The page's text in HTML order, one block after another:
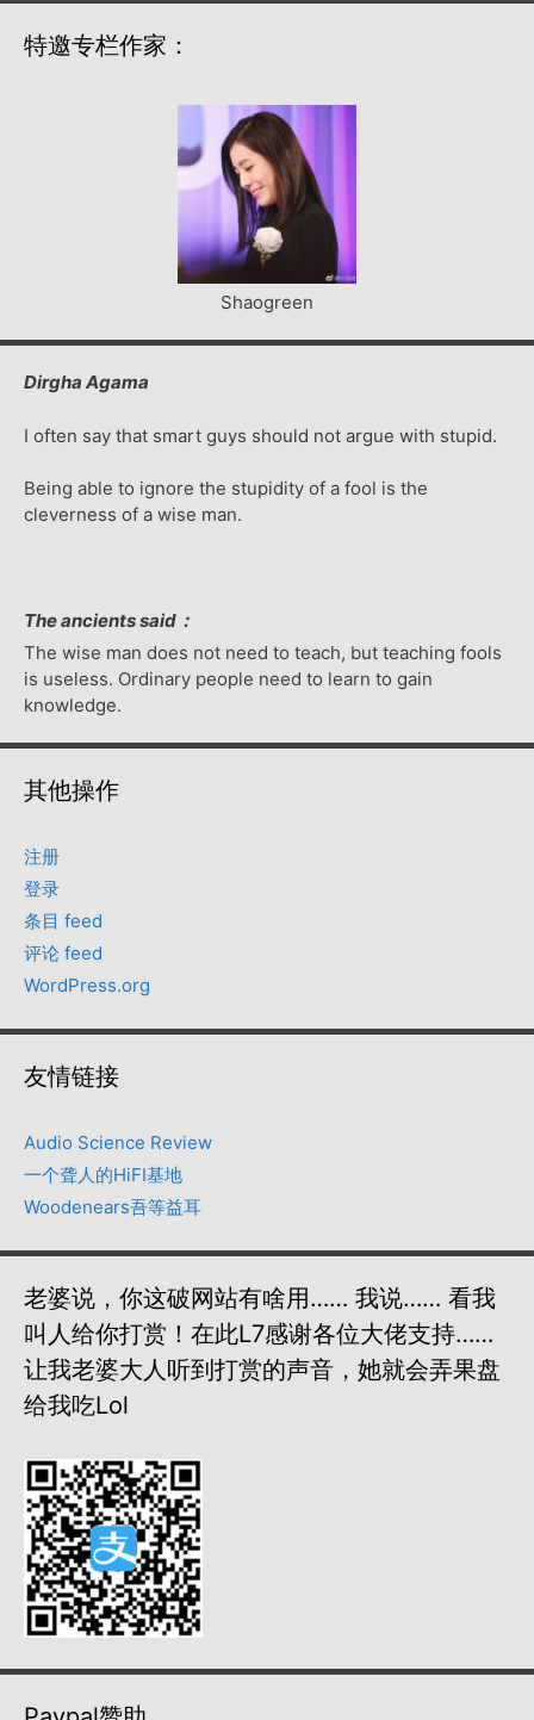
特邀专栏作家：
Shaogreen
Dirgha Agama
I often say that smart guys should not argue with stupid.
Being able to ignore the stupidity of a fool is the
cleverness of a wise man.
The ancients said：
The wise man does not need to teach, but teaching fools
is useless. Ordinary people need to learn to gain
knowledge.
其他操作
注册
登录
条目 feed
评论 feed
WordPress.org
友情链接
Audio Science Review
一个聋人的HiFI基地
Woodenears吾等益耳
老婆说，你这破网站有啥用…… 我说…… 看我
叫人给你打赏！在此L7感谢各位大佬支持……
让我老婆大人听到打赏的声音，她就会弄果盘
给我吃lol